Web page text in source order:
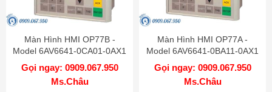
Màn Hình HMI OP77B -
Model 6AV6641-0CA01-0AX1
Gọi ngay: 0909.067.950
Ms.Châu
Màn Hình HMI OP77A -
Model 6AV6641-0BA11-0AX1
Gọi ngay: 0909.067.950
Ms.Châu